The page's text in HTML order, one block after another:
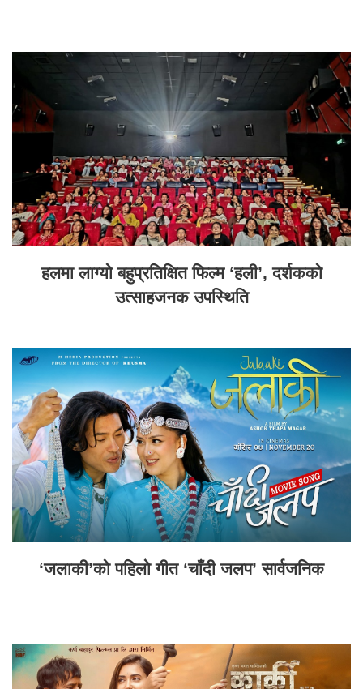
हलमा लाग्यो बहुप्रतिक्षित फिल्म ‘हली’, दर्शकको
उत्साहजनक उपस्थिति
‘जलाकी’को पहिलो गीत ‘चाँदी जलप’ सार्वजनिक